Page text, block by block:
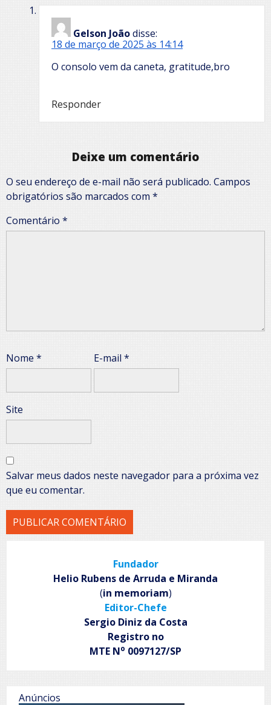
Gelson Joãodisse:
18 de março de 2025 às 14:14
O consolo vem da caneta, gratitude,bro
Responder
Deixe um comentário
O seu endereço de e-mail não será publicado. Campos
obrigatórios são marcados com *
Comentário *
Nome * E-mail *
Site
Salvar meus dados neste navegador para a próxima vez
que eu comentar.
Fundador
Helio Rubens de Arruda e Miranda
(in memoriam)
Editor-Chefe
Sergio Diniz da Costa
Registro no
MTE No 0097127/SP
Anúncios